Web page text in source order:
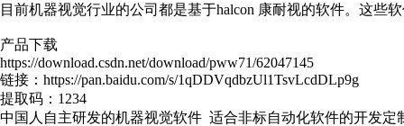
目前机器视觉行业的公司都是基于halcon 康耐视的软件。这些
产品下载
https://download.csdn.net/download/pww71/62047145
链接：https://pan.baidu.com/s/1qDDVqdbzUl1TsvLcdDLp9g
提取码：1234
中国人自主研发的机器视觉软件 适合非标自动化软件的开发定